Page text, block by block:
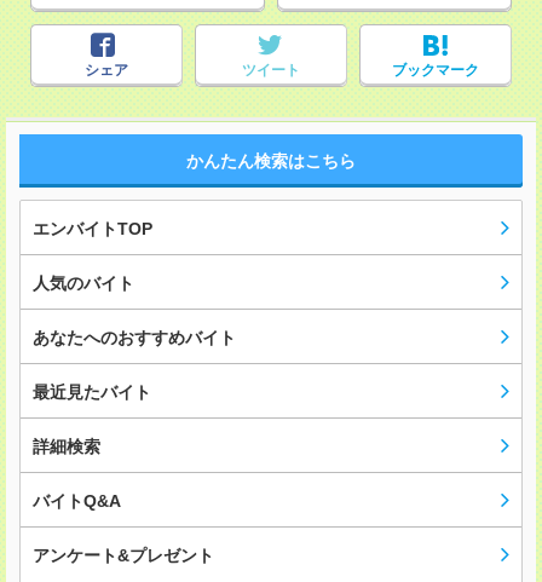
シェア ツイート ブックマーク
かんたん検索はこちら
エンバイトTOP
人気のバイト
あなたへのおすすめバイト
最近見たバイト
詳細検索
バイトQ&A
アンケート&プレゼント